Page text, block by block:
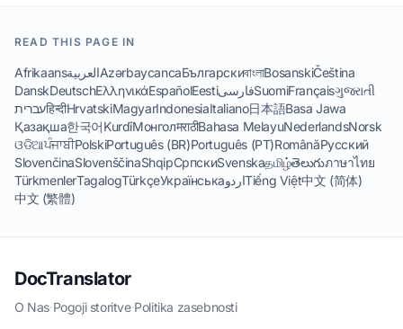
READ THIS PAGE IN
AfrikaansالعربيةAzərbaycancaБългарскиবাংলাBosanskiČeština
DanskDeutschΕλληνικάEspañolEestiفارسیSuomiFrançaisગુજરાતી
עבריתहिन्दीHrvatskiMagyarIndonesiaItaliano日本語Basa Jawa
Қазақша한국어KurdîМонголमराठीBahasa MelayuNederlandsNorsk
ଓଡିଆਪੰਜਾਬੀPolskiPortuguês (BR)Português (PT)RomânăРусский
SlovenčinaSlovenščinaShqipСрпскиSvenskaதமிழ்తెలుగుภาษาไทย
TürkmenlerTagalogTürkçeУкраїнськаاردوTiếng Việt中文 (简体)
中文 (繁體)
DocTranslator
O Nas·Pogoji storitve·Politika zasebnosti